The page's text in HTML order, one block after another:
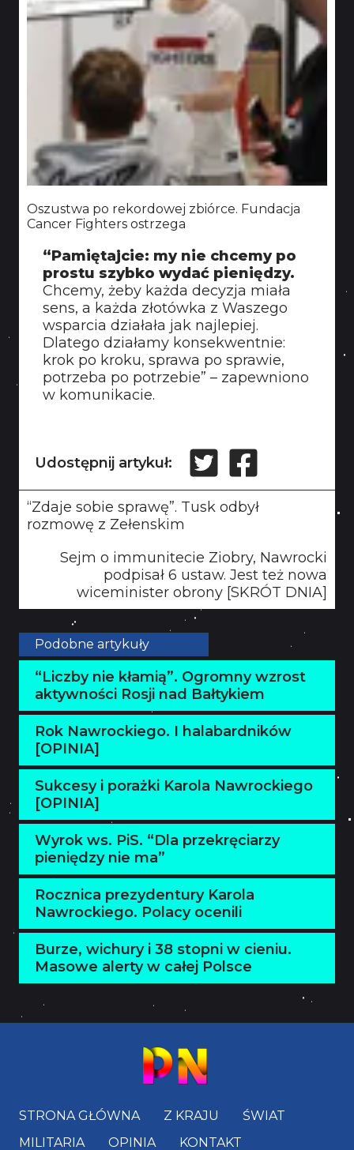
Oszustwa po rekordowej zbiórce. Fundacja
Cancer Fighters ostrzega
“Pamiętajcie: my nie chcemy po
prostu szybko wydać pieniędzy.
Chcemy, żeby każda decyzja miała
sens, a każda złotówka z Waszego
wsparcia działała jak najlepiej.
Dlatego działamy konsekwentnie:
krok po kroku, sprawa po sprawie,
potrzeba po potrzebie” – zapewniono
w komunikacie.
Udostępnij artykuł:
“Zdaje sobie sprawę”. Tusk odbył
rozmowę z Zełenskim
Sejm o immunitecie Ziobry, Nawrocki
podpisał 6 ustaw. Jest też nowa
wiceminister obrony [SKRÓT DNIA]
Podobne artykuły
“Liczby nie kłamią”. Ogromny wzrost
aktywności Rosji nad Bałtykiem
Rok Nawrockiego. I halabardników
[OPINIA]
Sukcesy i porażki Karola Nawrockiego
[OPINIA]
Wyrok ws. PiS. “Dla przekręciarzy
pieniędzy nie ma”
Rocznica prezydentury Karola
Nawrockiego. Polacy ocenili
Burze, wichury i 38 stopni w cieniu.
Masowe alerty w całej Polsce
STRONA GŁÓWNA Z KRAJU
ŚWIAT
MILITARIA
OPINIA KONTAKT